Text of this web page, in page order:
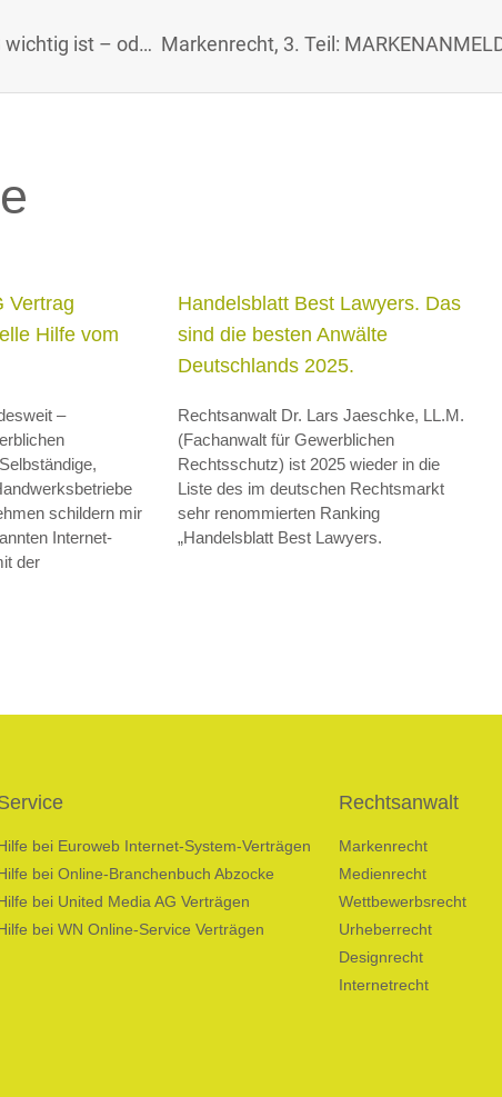
Markenrecht, 1. Teil: Warum MARKENFINDUNG wichtig ist – oder würden Sie ein Auto kaufen, dessen Namen „kleines männliches Geschlechtsteil“ bedeutet ?
Vertrag
Hilfe vom
–
schildern mir
Internet-
der
Handelsblatt Best Lawyers. Das
sind die besten Anwälte
Deutschlands 2025.
Rechtsanwalt Dr. Lars Jaeschke, LL.M.
(Fachanwalt für Gewerblichen
Rechtsschutz) ist 2025 wieder in die
Liste des im deutschen Rechtsmarkt
sehr renommierten Ranking
„Handelsblatt Best Lawyers.
bei Euroweb Internet-System-Verträgen
bei Online-Branchenbuch Abzocke
bei United Media AG Verträgen
bei WN Online-Service Verträgen
Rechtsanwalt
Markenrecht
Medienrecht
Wettbewerbsrecht
Urheberrecht
Designrecht
Internetrecht